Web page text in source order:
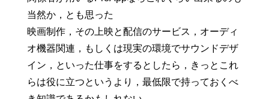
当然か，とも思った
映画制作，その上映と配信のサービス，オーディ
オ機器関連，もしくは現実の環境でサウンドデザ
イン，といった仕事をするとしたら，きっとこれ
らは役に立つというより，最低限で持っておくべ